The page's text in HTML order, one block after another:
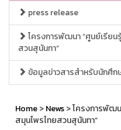
press release
โครงการพัฒนา “ศูนย์เรีย
สวนสุนันทา”
ข้อมูลข่าวสารสำหรับนักศึก
Home>News> โครงการพัฒ
สมุนไพรไทยสวนสุนันทา”